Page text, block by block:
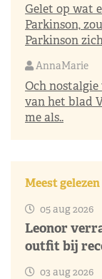
Gelet op wat
Parkinson,
Parkinson
AnnaMarie
Och
van het blad
me als..
Meest gelezen
05 aug 2026
Leonor
outfit bij
03 aug 2026